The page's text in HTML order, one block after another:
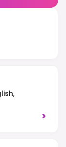
>